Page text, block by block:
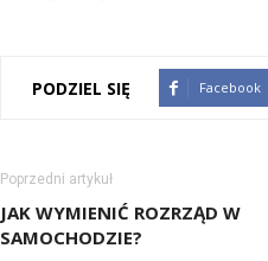
PODZIEL SIĘ Facebook
Poprzedni artykuł
JAK WYMIENIĆ ROZRZĄD W
SAMOCHODZIE?